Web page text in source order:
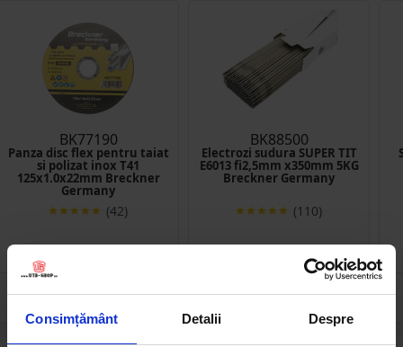
Consimțământ Detalii Despre
BK77190
Panza disc flex pentru taiat
si polizat inox T41
125x1.0x22mm Breckner
Germany
(42)
1.73 RON
BK88500
Electrozi sudura SUPER TIT
E6013 fi2,5mm x350mm 5KG
Breckner Germany
(110)
34.54 RON